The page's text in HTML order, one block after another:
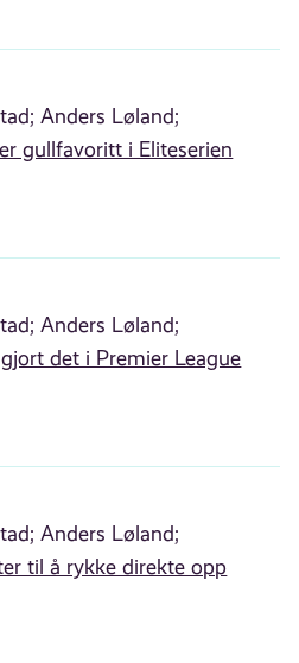
Anders Løland;
gullfavoritt i Eliteserien
Anders Løland;
det i Premier League
Anders Løland;
til å rykke direkte opp